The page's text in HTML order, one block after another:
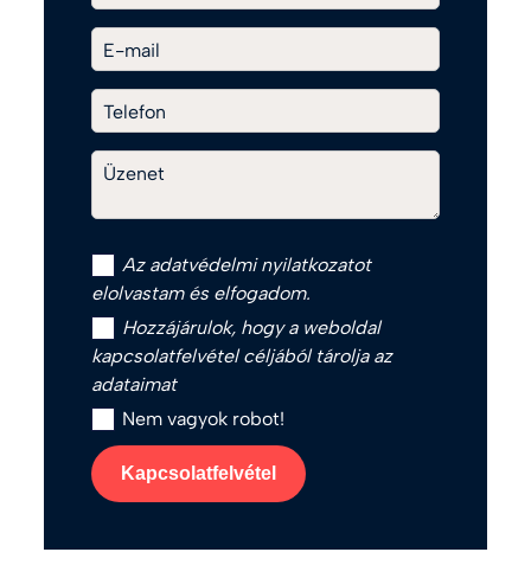
E-mail
Telefon
Üzenet
Az adatvédelmi nyilatkozatot
elolvastam és elfogadom.
Hozzájárulok, hogy a weboldal
kapcsolatfelvétel céljából tárolja az
adataimat
Nem vagyok robot!
Kapcsolatfelvétel